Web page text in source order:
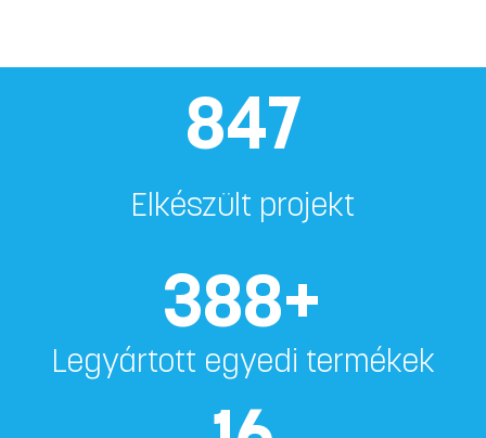
Elkészült projekt
847
Legyártott egyedi termékek
388+